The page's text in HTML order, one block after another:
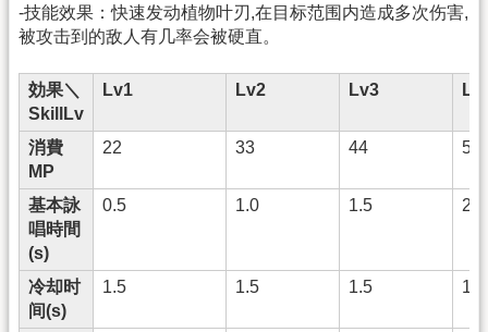
-技能效果：快速发动植物叶刃,在目标范围内造成多次伤害,
被攻击到的敌人有几率会被硬直。
効果＼
SkillLv
Lv1 Lv2 Lv3
消費
MP
22 33 44 55
基本詠
唱時間
(s)
0.5 1.0 1.5 2.0
冷却时
间(s)
1.5 1.5 1.5 1.5